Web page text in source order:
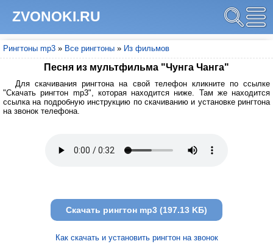
ZVONOKI.RU
Рингтоны mp3 » Все рингтоны » Из фильмов
Песня из мультфильма "Чунга Чанга"
Для скачивания рингтона на свой телефон кликните по ссылке
"Скачать рингтон mp3", которая находится ниже. Там же находится
ссылка на подробную инструкцию по скачиванию и установке рингтона
на звонок телефона.
Скачать рингтон mp3 (197.13 KБ)
Как скачать и установить рингтон на звонок